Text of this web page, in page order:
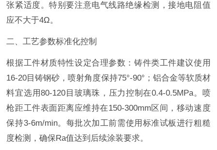
张紧适度。特别要注意电气线路绝缘检测，接地电阻值
应不大于4Ω。
二、工艺参数标准化控制
根据工件材质特性设定合理参数：铸件类工件建议使用
16-20目铸钢砂，喷射角度保持75°-90°；铝合金等软质材
料宜选用80-120目玻璃珠，压力控制在0.4-0.5MPa。喷
枪距工件表面距离应维持在150-300mm区间，移动速度
保持3-6m/min。每批次加工前需使用标准试板进行粗糙
度检测，确保Ra值达到后续涂装要求。